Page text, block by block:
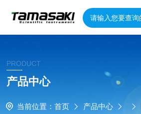
PRODUCT
产品中心
当前位置： 首页 产品中心